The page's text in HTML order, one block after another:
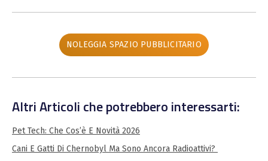
NOLEGGIA SPAZIO PUBBLICITARIO
Altri Articoli che potrebbero interessarti:
Pet Tech: Che Cos’è E Novità 2026
Cani E Gatti Di Chernobyl Ma Sono Ancora Radioattivi?